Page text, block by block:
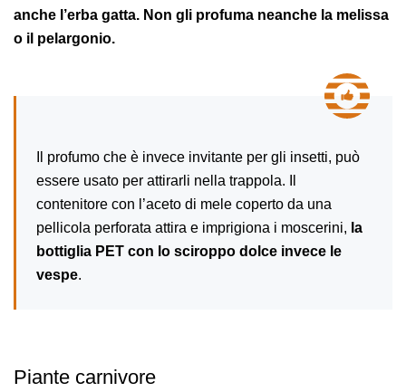
anche l’erba gatta. Non gli profuma neanche la melissa
o il pelargonio.
Il profumo che è invece invitante per gli insetti, può
essere usato per attirarli nella trappola. Il
contenitore con l’aceto di mele coperto da una
pellicola perforata attira e imprigiona i moscerini, la
bottiglia PET con lo sciroppo dolce invece le
vespe.
Piante carnivore